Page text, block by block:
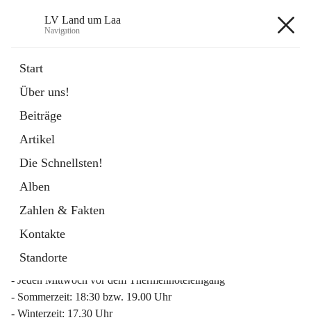
LV Land um Laa
Navigation
Start
Über uns!
Beiträge
Artikel
Die Schnellsten!
Alben
Zahlen & Fakten
Kontakte
Standorte
Externe Webseite
in
Tab
Mitgliederinfo 2026
Lauftreff
- Jeden Mittwoch vor dem Thermenhoteleingang
- Sommerzeit: 18:30 bzw. 19.00 Uhr
- Winterzeit: 17.30 Uhr